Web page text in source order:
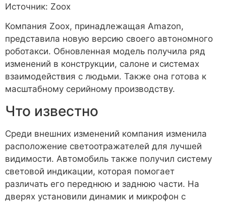
Источник: Zoox
Компания Zoox, принадлежащая Amazon,
представила новую версию своего автономного
роботакси. Обновленная модель получила ряд
изменений в конструкции, салоне и системах
взаимодействия с людьми. Также она готова к
масштабному серийному производству.
Что известно
Среди внешних изменений компания изменила
расположение светоотражателей для лучшей
видимости. Автомобиль также получил систему
световой индикации, которая помогает
различать его переднюю и заднюю части. На
дверях установили динамик и микрофон с